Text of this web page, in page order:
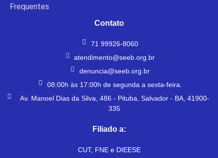
Frequentes
Contato
71 99926-8060
atendimento@seeb.org.br
denuncia@seeb.org.br
08:00h às 17:00h de segunda a sexta-feira.
Av. Manoel Dias da Silva, 486 - Pituba, Salvador - BA, 41900-
335
Filiado a:
CUT, FNE e DIEESE